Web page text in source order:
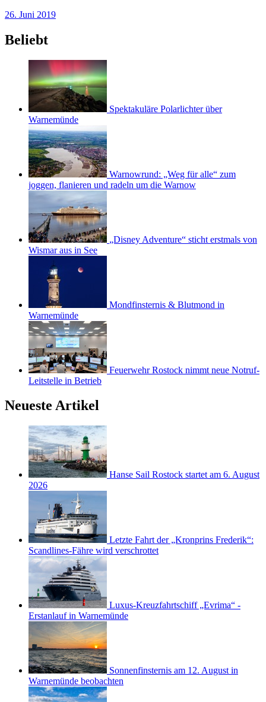
26. Juni 2019
Beliebt
Spektakuläre Polarlichter über
Warnemünde
Warnowrund: „Weg für alle“ zum
joggen, flanieren und radeln um die Warnow
„Disney Adventure“ sticht erstmals von
Wismar aus in See
Mondfinsternis & Blutmond in
Warnemünde
Feuerwehr Rostock nimmt neue Notruf-
Leitstelle in Betrieb
Neueste Artikel
Hanse Sail Rostock startet am 6. August
2026
Letzte Fahrt der „Kronprins Frederik“:
Scandlines-Fähre wird verschrottet
Luxus-Kreuzfahrtschiff „Evrima“ -
Erstanlauf in Warnemünde
Sonnenfinsternis am 12. August in
Warnemünde beobachten